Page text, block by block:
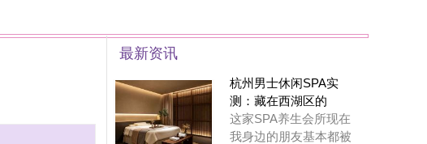
这家SPA养生会所现在
我身边的朋友基本都被
杭州男士养生丝足SPA
在杭州待了这么多年，
我越来越喜欢这座城市